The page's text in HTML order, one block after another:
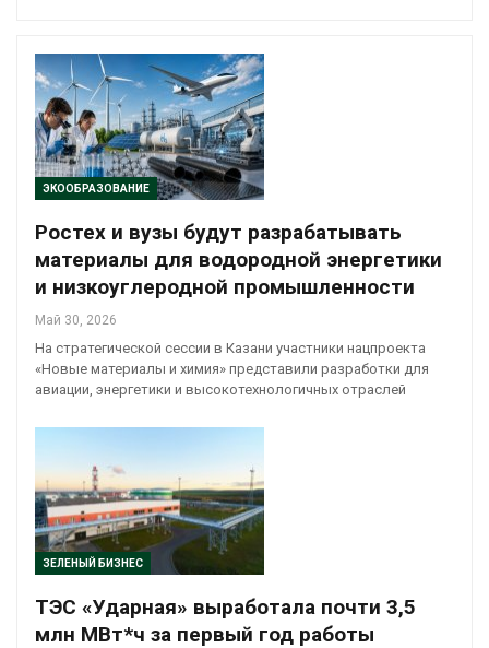
ЭКООБРАЗОВАНИЕ
Ростех и вузы будут разрабатывать
материалы для водородной энергетики
и низкоуглеродной промышленности
Май 30, 2026
На стратегической сессии в Казани участники нацпроекта
«Новые материалы и химия» представили разработки для
авиации, энергетики и высокотехнологичных отраслей
ЗЕЛЕНЫЙ БИЗНЕС
ТЭС «Ударная» выработала почти 3,5
млн МВт*ч за первый год работы